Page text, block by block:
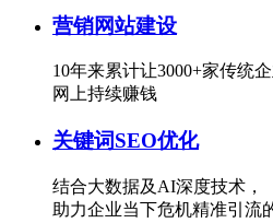
营销网站建设
10年来累计让3000+家传统
网上持续赚钱
关键词SEO优化
结合大数据及AI深度技术，
助力企业当下危机精准引流